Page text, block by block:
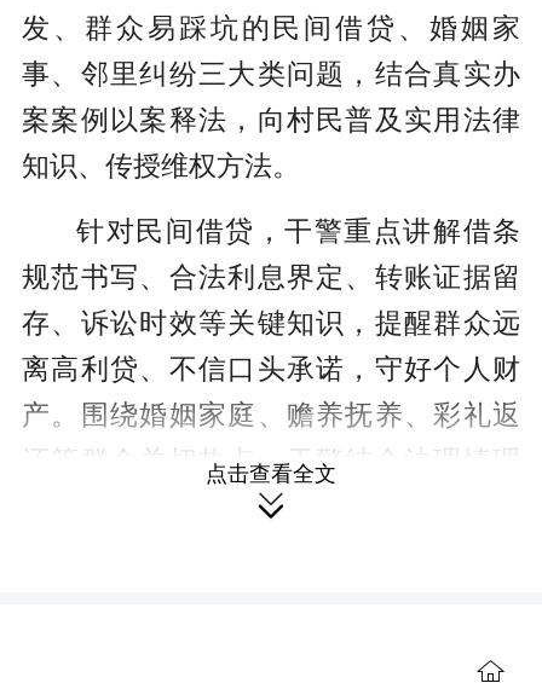
发、群众易踩坑的民间借贷、婚姻家
事、邻里纠纷三大类问题，结合真实办
案案例以案释法，向村民普及实用法律
知识、传授维权方法。
针对民间借贷，干警重点讲解借条
规范书写、合法利息界定、转账证据留
存、诉讼时效等关键知识，提醒群众远
离高利贷、不信口头承诺，守好个人财
产。围绕婚姻家庭、赡养抚养、彩礼返
还等群众关切热点，干警结合法理情理
逐一答疑解惑，引导大家依法化解家庭
点击查看全文
